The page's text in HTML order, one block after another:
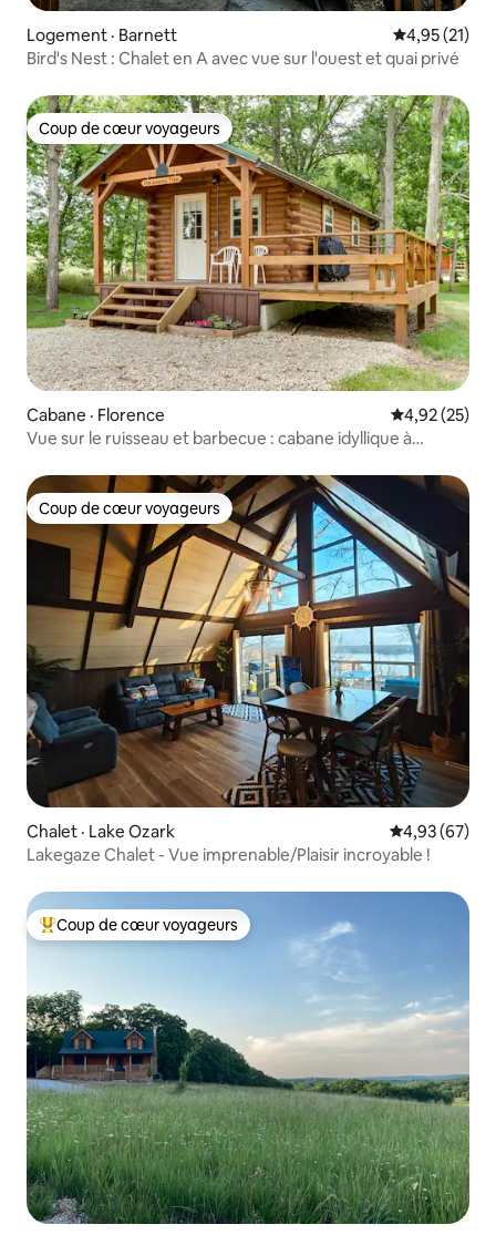
Logement · Barnett Note
4,95 (21)
Bird's Nest : Chalet en A avec vue sur l'ouest et quai privé
Coup de cœur voyageurs
Coup de cœur voyageurs
Cabane · Florence Note
4,92 (25)
Vue sur le ruisseau et barbecue : cabane idyllique à
Coup de cœur voyageurs
Coup de cœur voyageurs
Chalet · Lake Ozark Note
4,93 (67)
Lakegaze Chalet - Vue imprenable/Plaisir incroyable !
Coup de cœur voyageurs parmi les plus aimés
Coup de cœur voyageurs